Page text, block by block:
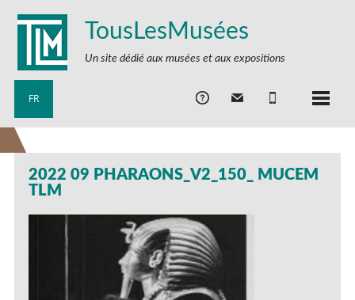
TousLesMusées
Un site dédié aux musées et aux expositions
FR
2022 09 PHARAONS_V2_150_ MUCEM
TLM